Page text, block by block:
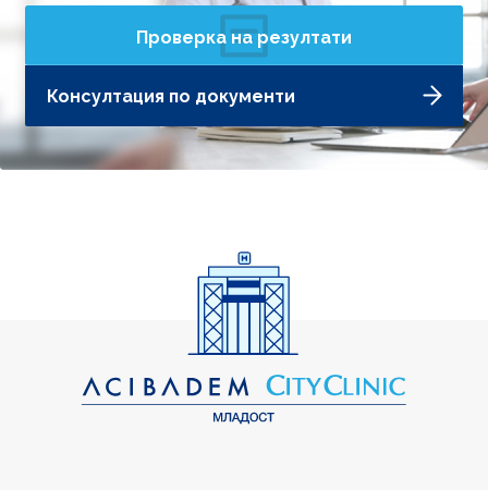
Проверка на резултати
Консултация по документи